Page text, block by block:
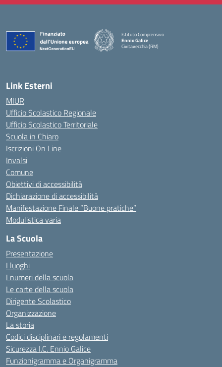
Istituto Comprensivo
Ennio Galice
Civitavecchia (RM)
Link Esterni
MIUR
Ufficio Scolastico Regionale
Ufficio Scolastico Territoriale
Scuola in Chiaro
Iscrizioni On Line
Invalsi
Comune
Obiettivi di accessibilità
Dichiarazione di accessibilità
Manifestazione Finale “Buone pratiche”
Modulistica varia
La Scuola
Presentazione
I luoghi
I numeri della scuola
Le carte della scuola
Dirigente Scolastico
Organizzazione
La storia
Codici disciplinari e regolamenti
Sicurezza I.C. Ennio Galice
Funzionigramma e Organigramma